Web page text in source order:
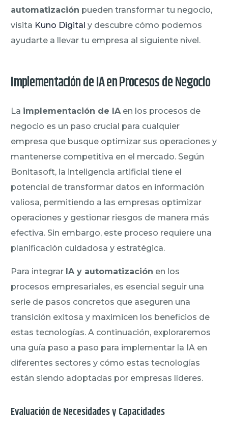
automatización pueden transformar tu negocio,
visita Kuno Digital y descubre cómo podemos
ayudarte a llevar tu empresa al siguiente nivel.
Implementación de IA en Procesos de Negocio
La implementación de IA en los procesos de
negocio es un paso crucial para cualquier
empresa que busque optimizar sus operaciones y
mantenerse competitiva en el mercado. Según
Bonitasoft, la inteligencia artificial tiene el
potencial de transformar datos en información
valiosa, permitiendo a las empresas optimizar
operaciones y gestionar riesgos de manera más
efectiva. Sin embargo, este proceso requiere una
planificación cuidadosa y estratégica.
Para integrar IA y automatización en los
procesos empresariales, es esencial seguir una
serie de pasos concretos que aseguren una
transición exitosa y maximicen los beneficios de
estas tecnologías. A continuación, exploraremos
una guía paso a paso para implementar la IA en
diferentes sectores y cómo estas tecnologías
están siendo adoptadas por empresas líderes.
Evaluación de Necesidades y Capacidades